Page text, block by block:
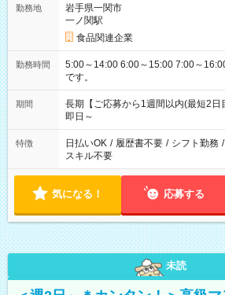
勤務地
岩手県一関市
一ノ関駅
食品関連企業
勤務時間
5:00～14:00 6:00～15:00 7:00～16:00 ※表記のうち実働8時
です。
期間
長期【ご応募から1週間以内(最短2日
即日～
特徴 日払いOK / 履歴書不要 / シフト勤務 /
スキル不要
気になる！ 応募する
未読